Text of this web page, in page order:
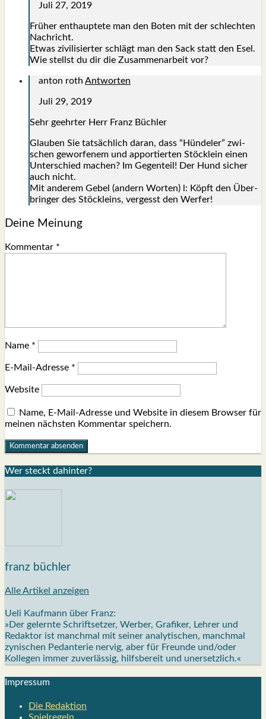
Juli 27, 2019
Frü­her ent­haup­te­te man den Boten mit der schlech­ten
Nach­richt.
Etwas zivi­li­sier­ter schlägt man den Sack statt den Esel.
Wie stellst du dir die Zusam­men­ar­beit vor?
anton roth Antworten
Juli 29, 2019
Sehr geehr­ter Herr Franz Büch­ler
Glau­ben Sie tat­säch­lich dar­an, dass “Hün­de­ler” zwi­
schen gewor­fe­nem und appor­tier­ten Stöck­lein einen
Unter­schied machen? Im Gegen­teil! Der Hund sicher
auch nicht.
Mit ande­rem Gebel (andern Wor­ten) l: Köpft den Über­
brin­ger des Stöck­leins, ver­gesst den Wer­fer!
Deine Meinung
Kommentar *
Name *
E-Mail-Adresse *
Website
Name, E-Mail-Adresse und Website in diesem Browser für
meinen nächsten Kommentar speichern.
Wer steckt dahin­ter?
franz büchler
Alle Artikel anzeigen
Ueli Kaufmann über Franz:
»Der gelernte Schriftsetzer, Werber, Grafiker, Lehrer und
Redaktor ist manchmal mit seiner analytischen, manchmal
zynischen Pedanterie nervig, aber für Freunde und/oder
Kollegen immer zuverlässig, hilfsbereit und unersetzlich.«
Impres­sum
Die Redak­ti­on